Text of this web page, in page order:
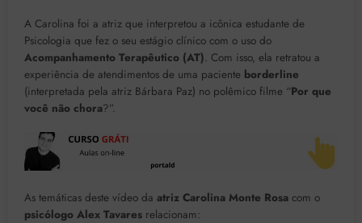
A Carolina foi a atriz que interpretou a icônica estudante de
Psicologia que fez o seu estágio clínico com o uso do
Acompanhamento Terapêutico (AT). Com isso, ela retratou a
experiência de atendimentos de uma paciente borderline
(interpretada pela atriz Bárbara Paz) no polêmico filme “Por que
você não chora?”.
As temáticas deste vídeo da atriz Carolina Monte Rosa com o
psicólogo Alex Tavares relacionam: